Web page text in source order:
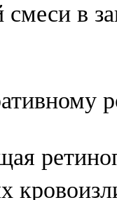
смеси в